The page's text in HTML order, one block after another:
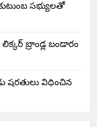
సభ్యులతో
బ్రాండ్ల బండారం
షరతులు విధించిన